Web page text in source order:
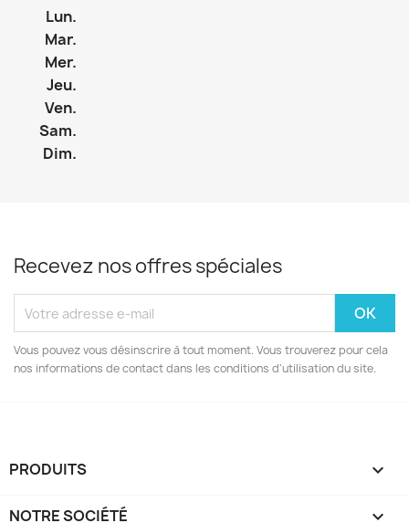
Lun.
Mar.
Mer.
Jeu.
Ven.
Sam.
Dim.
Recevez nos offres spéciales
Vous pouvez vous désinscrire à tout moment. Vous trouverez pour cela
nos informations de contact dans les conditions d'utilisation du site.
PRODUITS 
NOTRE SOCIÉTÉ 
Créer une liste d'envies
Nom de la liste d'envies